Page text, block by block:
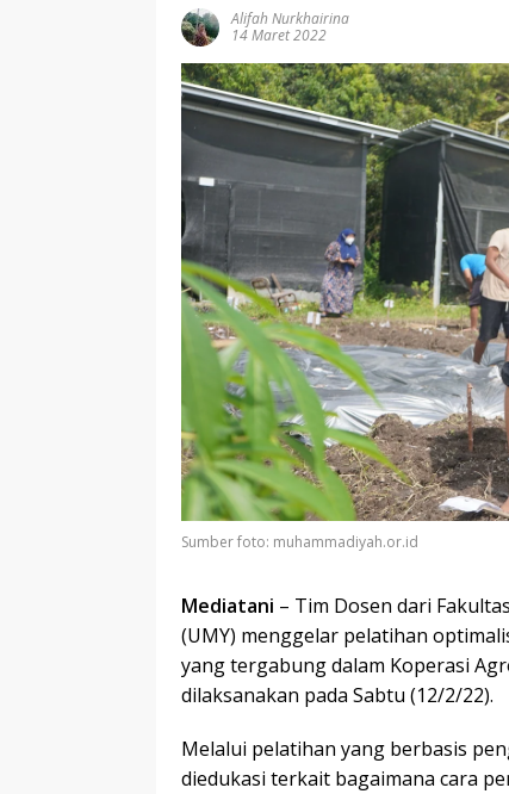
Alifah Nurkhairina
14 Maret 2022
Sumber foto: muhammadiyah.or.id
Mediatani – Tim Dosen dari
(UMY) menggelar pelatihan
yang tergabung dalam Koperasi
dilaksanakan pada Sabtu (12/2/22).
Melalui pelatihan yang berbasis
diedukasi terkait bagaimana cara